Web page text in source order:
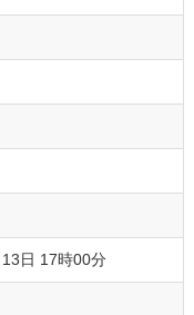
日 17時00分